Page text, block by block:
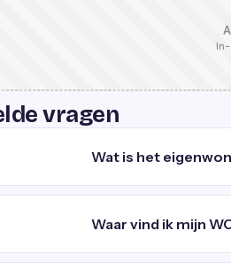
In-
vragen
Wat is het
Waar vind ik mijn